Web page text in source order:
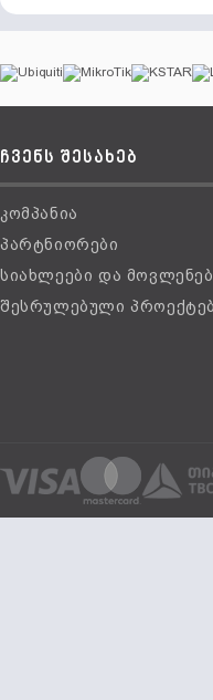
ჩვენს შესახებ
კომპანია
პარტნიორები
სიახლეები და
შესრულებული